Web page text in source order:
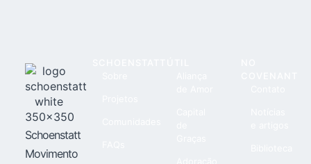
Schoenstatt
Movimento